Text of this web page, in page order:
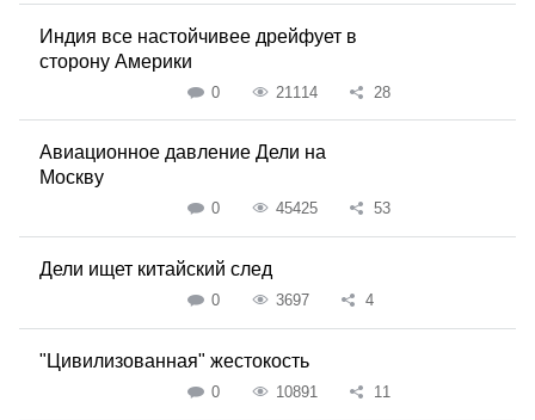
Индия все настойчивее дрейфует в
сторону Америки
0 21114 28
Авиационное давление Дели на
Москву
0 45425 53
Дели ищет китайский след
0 3697 4
"Цивилизованная" жестокость
0 10891 11